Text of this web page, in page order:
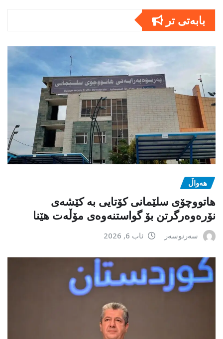
بابەتى تر
هەواڵ
هاتووچۆی سلێمانی کۆتایی بە کێشەی
نۆرەوەرگرتن بۆ گواستنەوەی مۆڵەت هێنا
سەرنوسەر ئاب 6, 2026